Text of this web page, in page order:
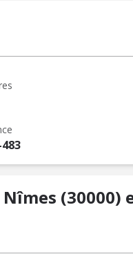
(30000)